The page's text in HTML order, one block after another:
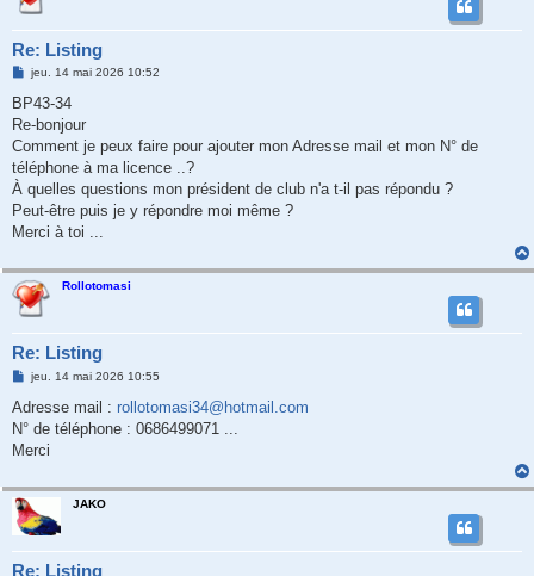
Re: Listing
M
s
a
g
jeu. 14 mai 2026 10:52
BP43-34
Re-bonjour
Comment je peux faire pour ajouter mon Adresse mail et mon N° de
téléphone à ma licence ..?
À quelles questions mon président de club n'a t-il pas répondu ?
Peut-être puis je y répondre moi même ?
Merci à toi ...
Rollotomasi
Re: Listing
M
s
g
jeu. 14 mai 2026 10:55
Adresse mail : rollotomasi34@hotmail.com
N° de téléphone : 0686499071 ...
Merci
JAKO
Re: Listing